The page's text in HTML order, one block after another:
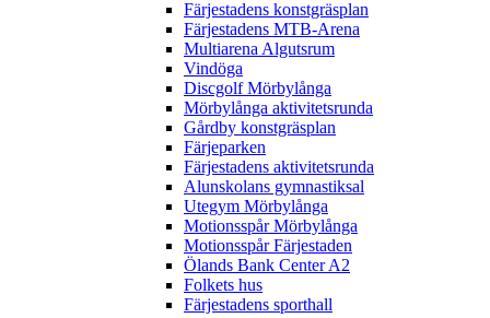
Färjestadens konstgräsplan
Färjestadens MTB-Arena
Multiarena Algutsrum
Vindöga
Discgolf Mörbylånga
Mörbylånga aktivitetsrunda
Gårdby konstgräsplan
Färjeparken
Färjestadens aktivitetsrunda
Alunskolans gymnastiksal
Utegym Mörbylånga
Motionsspår Mörbylånga
Motionsspår Färjestaden
Ölands Bank Center A2
Folkets hus
Färjestadens sporthall